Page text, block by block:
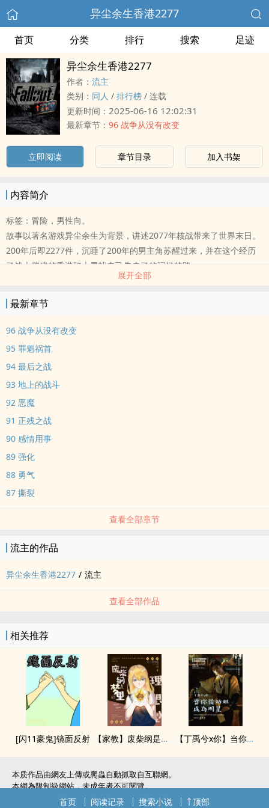
异尘余生香港2277
首页 分类 排行 搜索 足迹
异尘余生香港2277
作者： 流主
类别： ‌‍‌同‌‍‎人‎‍‌ / 排行榜 / 连载
更新时间： 2025-06-16 12:02:31
最新章节： 96 战争从没有改变
立即阅读 章节目录 加入书架
内容简介
标签：冒险，男性向。
故事以著名游戏异尘余生为背景，讲述2077年核战带来了世界末日。
200年后即2277件，沉睡了200年的男主角苏醒过来，并在这个经历
了战火摧残的香港踏上寻找自己失去了的记忆的路。
展开全部
最新章节
96 战争从没有改变
95 罪魁祸首
94 最后之战
93 地上的战斗
92 恶魔
91 正残之战
90 感情用事
89 强化
88 勇气
87 撕裂
查看全部章节
流主的作品
异尘余生香港2277 / 流主
查看全部作品
相关推荐
[闪11豪鬼]镜面反射 【家教】废柴纲是梦里的理想型！？ 【丁禹兮x你】当你从站姐成为明星
本质作品由網友上傳或爬蟲自動抓取自互聯網。
本網為限制級網站，未成年者不可閱覽。
如無意中侵犯了您的權利，敬請聯系我們。
首页 阅读记录 搜索小说 顶部